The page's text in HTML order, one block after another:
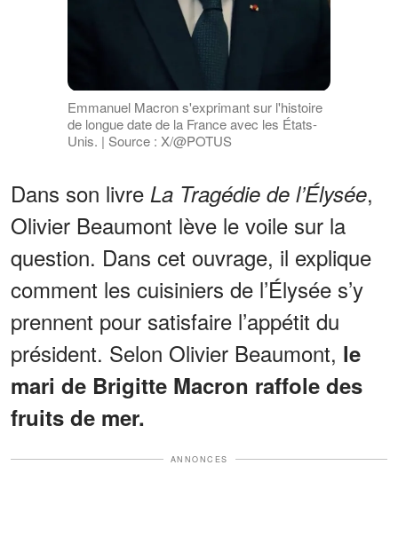
Emmanuel Macron s'exprimant sur l'histoire
de longue date de la France avec les États-
Unis. | Source : X/@POTUS
Dans son livre La Tragédie de l’Élysée,
Olivier Beaumont lève le voile sur la
question. Dans cet ouvrage, il explique
comment les cuisiniers de l’Élysée s’y
prennent pour satisfaire l’appétit du
président. Selon Olivier Beaumont, le
mari de Brigitte Macron raffole des
fruits de mer.
ANNONCES